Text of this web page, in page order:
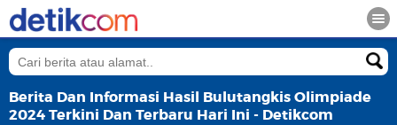
Berita Dan Informasi Hasil Bulutangkis Olimpiade
2024 Terkini Dan Terbaru Hari Ini - Detikcom